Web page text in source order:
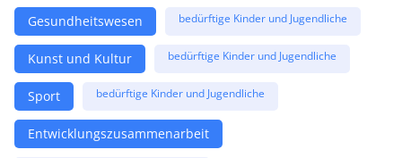
Gesundheitswesen bedürftige Kinder und Jugendliche
Kunst und Kultur bedürftige Kinder und Jugendliche
Sport bedürftige Kinder und Jugendliche
Entwicklungszusammenarbeit